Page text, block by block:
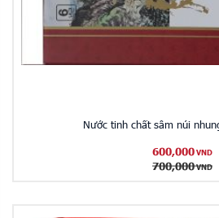
Nước tinh chất sâm núi
600,000 VND
700,000 VND